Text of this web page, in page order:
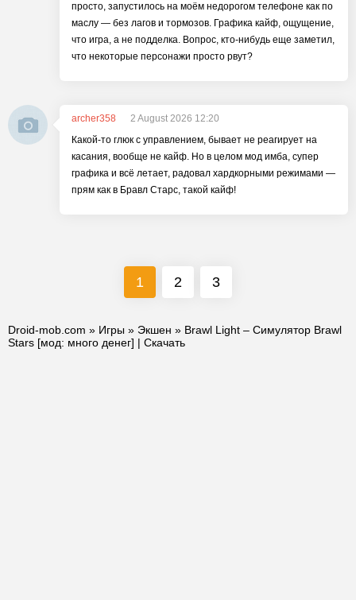
просто, запустилось на моём недорогом телефоне как по
маслу — без лагов и тормозов. Графика кайф, ощущение,
что игра, а не подделка. Вопрос, кто-нибудь еще заметил,
что некоторые персонажи просто рвут?
archer358
2 August 2026 12:20
Какой-то глюк с управлением, бывает не реагирует на
касания, вообще не кайф. Но в целом мод имба, супер
графика и всё летает, радовал хардкорными режимами —
прям как в Бравл Старс, такой кайф!
1 2 3
Droid-mob.com » Игры » Экшен » Brawl Light – Симулятор Brawl
Stars [мод: много денег] | Скачать